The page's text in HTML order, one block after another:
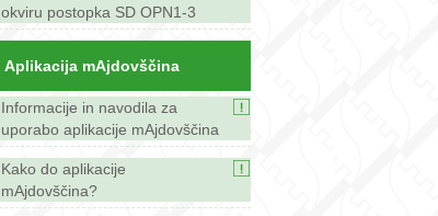
okviru postopka SD OPN1-3
Aplikacija mAjdovščina
Informacije in navodila za
uporabo aplikacije mAjdovščina
Kako do aplikacije
mAjdovščina?